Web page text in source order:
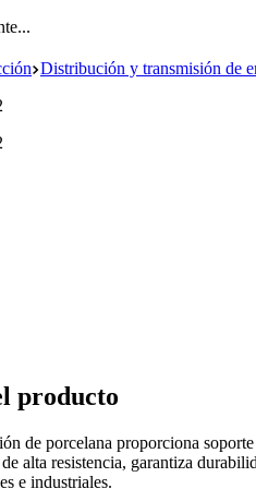
Distribución y transmisión de
producto
de porcelana proporciona
alta resistencia, garantiza
e industriales.